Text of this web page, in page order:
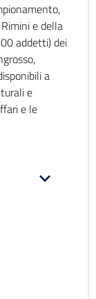
e della
addetti) dei
a
e
e le